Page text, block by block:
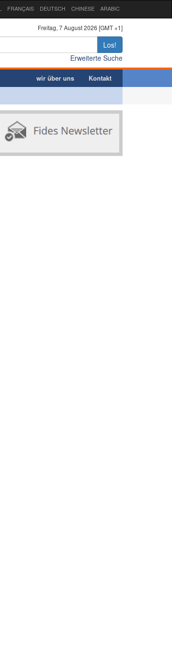
FRANÇAIS DEUTSCH CHINESE ARABIC
Freitag, 7 August 2026 [GMT +1]
Los!
Erweiterte Suche
wir über uns Kontakt